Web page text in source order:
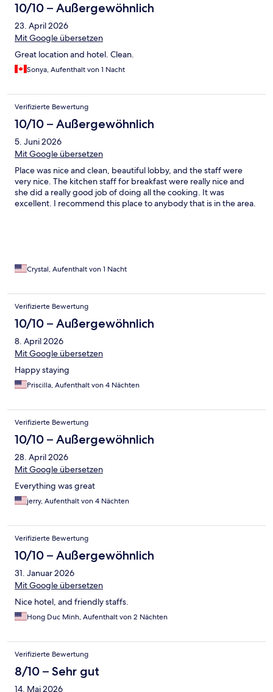
10/10 – Außergewöhnlich
23. April 2026
Mit Google übersetzen
Great location and hotel. Clean.
Sonya, Aufenthalt von 1 Nacht
Verifizierte Bewertung
10/10 – Außergewöhnlich
5. Juni 2026
Mit Google übersetzen
Place was nice and clean, beautiful lobby, and the staff were
very nice. The kitchen staff for breakfast were really nice and
she did a really good job of doing all the cooking. It was
excellent. I recommend this place to anybody that is in the area.
Crystal, Aufenthalt von 1 Nacht
Verifizierte Bewertung
10/10 – Außergewöhnlich
8. April 2026
Mit Google übersetzen
Happy staying
Priscilla, Aufenthalt von 4 Nächten
Verifizierte Bewertung
10/10 – Außergewöhnlich
28. April 2026
Mit Google übersetzen
Everything was great
jerry, Aufenthalt von 4 Nächten
Verifizierte Bewertung
10/10 – Außergewöhnlich
31. Januar 2026
Mit Google übersetzen
Nice hotel, and friendly staffs.
Hong Duc Minh, Aufenthalt von 2 Nächten
Verifizierte Bewertung
8/10 – Sehr gut
14. Mai 2026